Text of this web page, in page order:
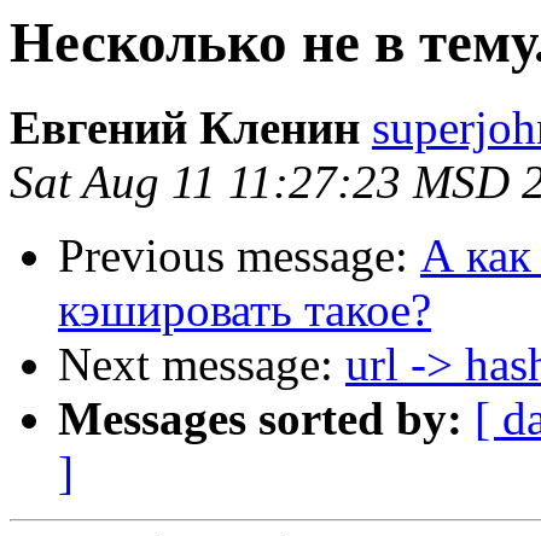
Несколько не в
Евгений Кленин
Sat Aug 11 11:27:23 MSD
Previous message: А как
кэшировать такое?
Next message: url ->
Messages sorted by: [
]